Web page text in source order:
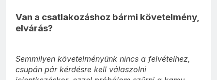
Van a csatlakozáshoz bármi követelmény,
elvárás?
Semmilyen követelményünk nincs a felvételhez,
csupán pár kérdésre kell válaszolni